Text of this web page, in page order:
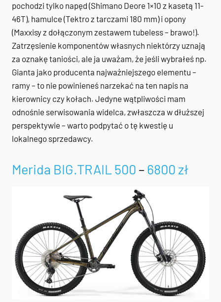
pochodzi tylko napęd (Shimano Deore 1×10 z kasetą 11-
46T), hamulce (Tektro z tarczami 180 mm) i opony
(Maxxisy z dołączonym zestawem tubeless – brawo!).
Zatrzęsienie komponentów własnych niektórzy uznają
za oznakę taniości, ale ja uważam, że jeśli wybrałeś np.
Gianta jako producenta najważniejszego elementu –
ramy – to nie powinieneś narzekać na ten napis na
kierownicy czy kołach. Jedyne wątpliwości mam
odnośnie serwisowania widelca, zwłaszcza w dłuższej
perspektywie – warto podpytać o tę kwestię u
lokalnego sprzedawcy.
Merida BIG.TRAIL 500 – 6800 zł